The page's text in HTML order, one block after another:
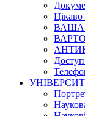
ВАША
Доступ